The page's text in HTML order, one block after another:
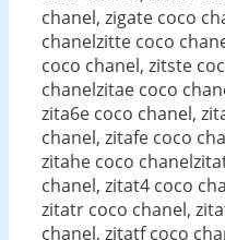
chanel, zigate coco
chanelzitte coco
coco chanel, zitste
chanelzitae coco
zita6e coco chanel,
chanel, zitafe coco
zitahe coco
chanel, zitat4 coco
zitatr coco chanel,
chanel, zitatf coco